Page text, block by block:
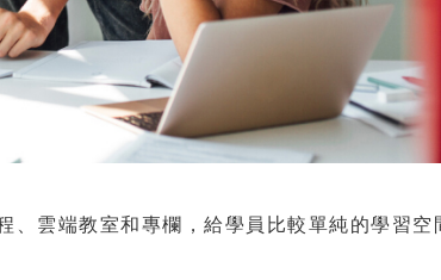
、雲端教室和專欄，給學員比較單純的學習空